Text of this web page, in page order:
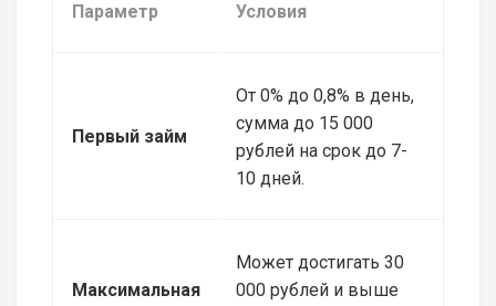
Параметр Условия
Первый займ
От 0% до 0,8% в день,
сумма до 15 000
рублей на срок до 7-
10 дней.
Максимальная
Может достигать 30
000 рублей и выше